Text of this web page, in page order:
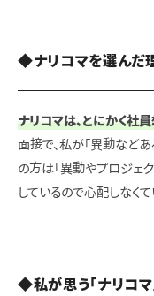
◆ナリコマを選んだ
ナリコマは、とにかく社
面接で、私が「異動など
の方は「異動やプロジェ
しているので心配しなくて
◆私が思う「ナリコマ